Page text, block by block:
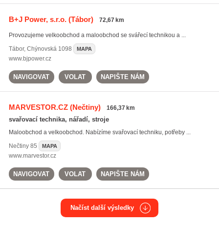
B+J Power, s.r.o.(Tábor) 72,67 km
Provozujeme velkoobchod a maloobchod se svářecí technikou a ...
Tábor, Chýnovská 1098 MAPA
www.bjpower.cz
NAVIGOVAT VOLAT NAPIŠTE NÁM
MARVESTOR.CZ(Nečtiny) 166,37 km
svařovací technika, nářadí, stroje
Maloobchod a velkoobchod. Nabízíme svařovací techniku, potřeby ...
Nečtiny85 MAPA
www.marvestor.cz
NAVIGOVAT VOLAT NAPIŠTE NÁM
Načíst další výsledky